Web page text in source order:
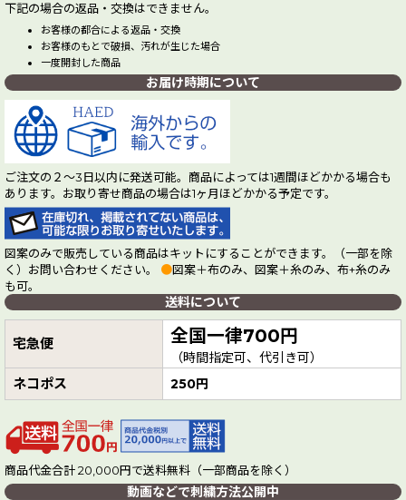
下記の場合の返品・交換はできません。
お客様の都合による返品・交換
お客様のもとで破損、汚れが生じた場合
一度開封した商品
お届け時期について
ご注文の２～3日以内に発送可能。商品によっては1週間ほどかかる場合も
あります。お取り寄せ商品の場合は1ヶ月ほどかかる予定です。
図案のみで販売している商品はキットにすることができます。（一部を除
く）お問い合わせください。 ●図案＋布のみ、図案＋糸のみ、布+糸のみ
も可。
送料について
宅急便 全国一律700円
（時間指定可、代引き可）
ネコポス 250円
商品代金合計 20,000円で送料無料（一部商品を除く）
動画などで刺繍方法公開中